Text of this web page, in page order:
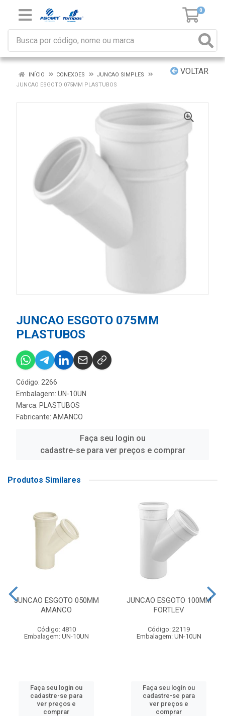
0
VOLTAR
INÍCIO CONEXOES
JUNCAO SIMPLES
JUNCAO ESGOTO 075MM PLASTUBOS
JUNCAO ESGOTO 075MM
PLASTUBOS
Código: 2266
Embalagem: UN-10UN
Marca: PLASTUBOS
Fabricante: AMANCO
Faça seu login ou
cadastre-se para ver preços e comprar
Produtos Similares
JUNCAO ESGOTO 050MM
AMANCO
Código: 4810
Embalagem: UN-10UN
Faça seu login ou
cadastre-se para
ver preços e
comprar
JUNCAO ESGOTO 100MM
FORTLEV
Código: 22119
Embalagem: UN-10UN
Faça seu login ou
cadastre-se para
ver preços e
comprar